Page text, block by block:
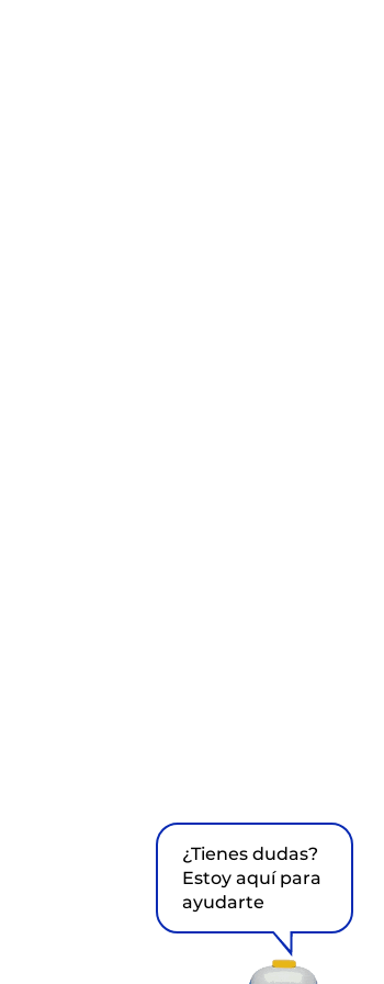
¿Tienes dudas?
Estoy aquí para
ayudarte